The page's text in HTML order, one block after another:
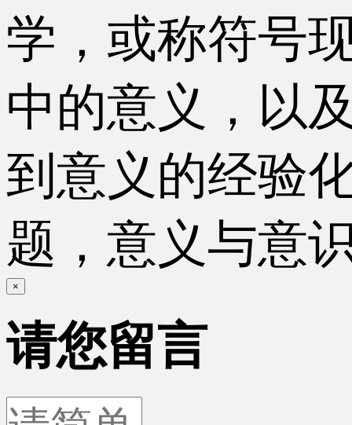
学，或称符号
中的意义，以
到意义的经验
题，意义与意
×
请您留言